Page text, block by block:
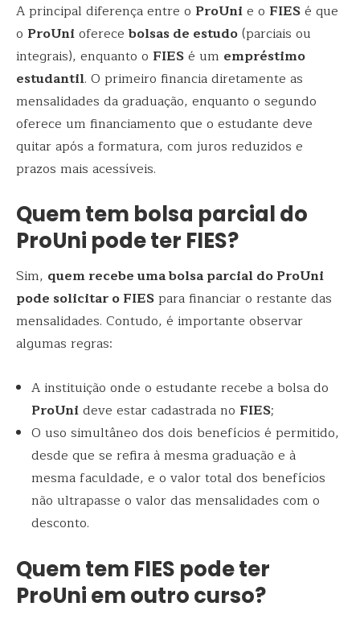
A principal diferença entre o ProUnie o FIESé que
o ProUnioferece bolsas de estudo(parciais ou
integrais), enquanto o FIESé um empréstimo
estudantil. O primeiro financia diretamente as
mensalidades da graduação, enquanto o segundo
oferece um financiamento que o estudante deve
quitar após a formatura, com juros reduzidos e
prazos mais acessíveis.
Quem tem bolsa parcial do
ProUni pode ter FIES?
Sim, quem recebe uma bolsa parcial do ProUni
pode solicitar o FIESpara financiar o restante das
mensalidades. Contudo, é importante observar
algumas regras:
A instituição onde o estudante recebe a bolsa do
ProUnideve estar cadastrada noFIES;
O uso simultâneo dos dois benefícios é permitido,
desde que se refira à mesma graduação e à
mesma faculdade, e o valor total dos benefícios
não ultrapasse o valor das mensalidades com o
desconto.
Quem tem FIES pode ter
ProUni em outro curso?